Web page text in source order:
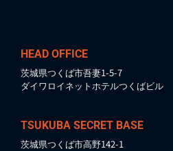
HEAD OFFICE
茨城県つくば市吾妻1-5-7
ダイワロイネットホテルつくばビル
TSUKUBA SECRET BASE
茨城県つくば市高野142-1